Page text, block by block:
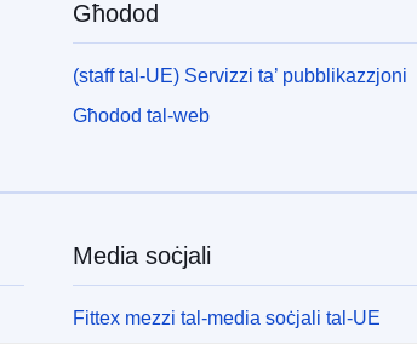
Għodod
(staff tal-UE) Servizzi ta’ pubblikazzjoni
Għodod tal-web
Media soċjali
Fittex mezzi tal-media soċjali tal-UE